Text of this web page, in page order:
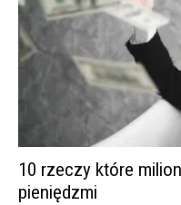
10 rzeczy które
pieniędzmi